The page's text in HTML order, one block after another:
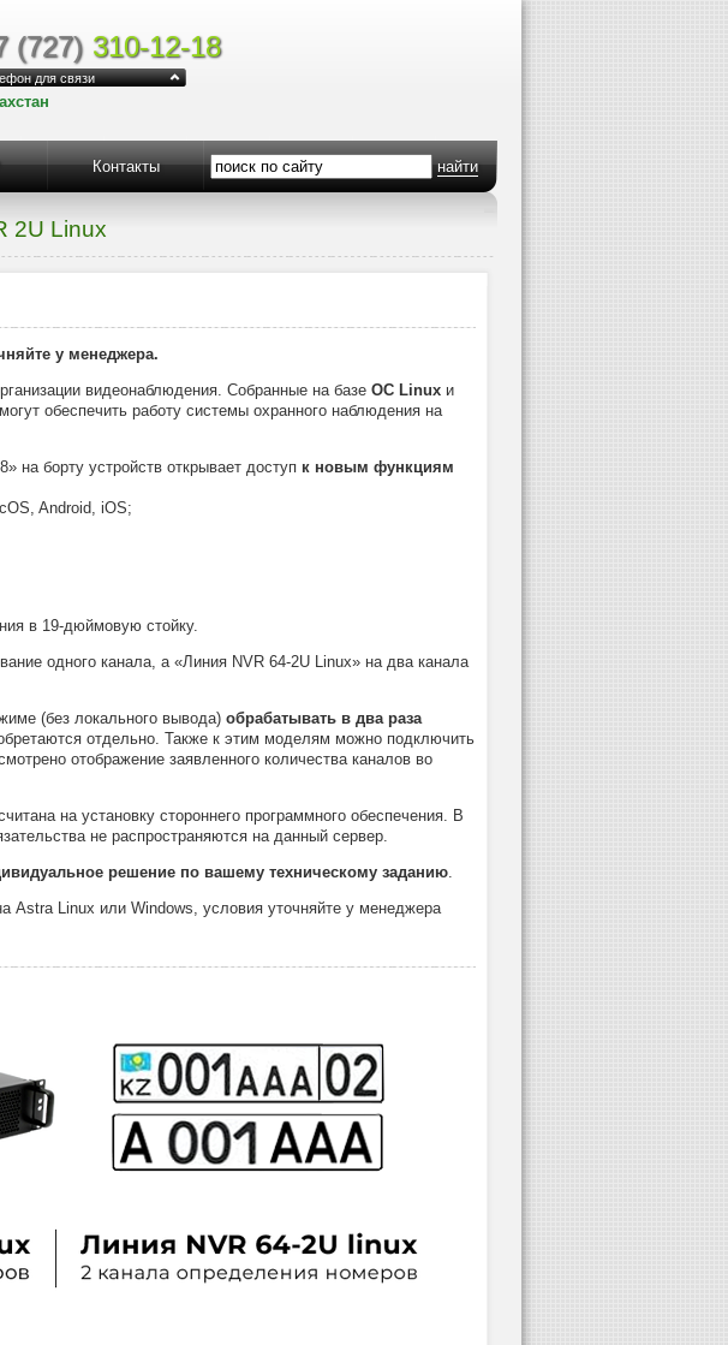
(727) 310-12-18
для связи
Контакты найти
2U Linux
у менеджера.
видеонаблюдения. Собранные на базе ОС Linux и
обеспечить работу системы охранного наблюдения на
на борту устройств открывает доступ к новым функциям
Android, iOS;
в 19-дюймовую стойку.
одного канала, а «Линия NVR 64-2U Linux» на два канала
(без локального вывода) обрабатывать в два раза
отдельно. Также к этим моделям можно подключить
отображение заявленного количества каналов во
на установку стороннего программного обеспечения. В
не распространяются на данный сервер.
решение по вашему техническому заданию.
Astra Linux или Windows, условия уточняйте у менеджера